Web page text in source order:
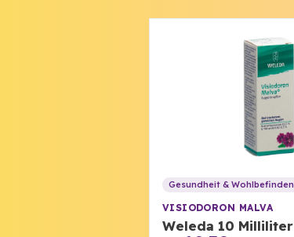
Gesundheit & Wohlbefinden
VISIODORON MALVA
Weleda 10 Milliliter